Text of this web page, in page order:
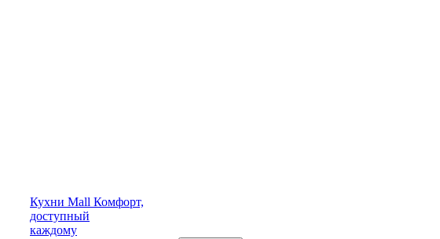
Кухни Mall Комфорт,
доступный
каждому